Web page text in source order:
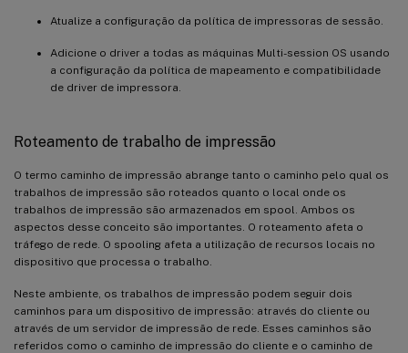
Atualize a configuração da política de impressoras de sessão.
Adicione o driver a todas as máquinas Multi-session OS usando
a configuração da política de mapeamento e compatibilidade
de driver de impressora.
Roteamento de trabalho de impressão
O termo caminho de impressão abrange tanto o caminho pelo qual os
trabalhos de impressão são roteados quanto o local onde os
trabalhos de impressão são armazenados em spool. Ambos os
aspectos desse conceito são importantes. O roteamento afeta o
tráfego de rede. O spooling afeta a utilização de recursos locais no
dispositivo que processa o trabalho.
Neste ambiente, os trabalhos de impressão podem seguir dois
caminhos para um dispositivo de impressão: através do cliente ou
através de um servidor de impressão de rede. Esses caminhos são
referidos como o caminho de impressão do cliente e o caminho de